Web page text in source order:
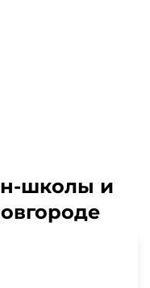
школы и